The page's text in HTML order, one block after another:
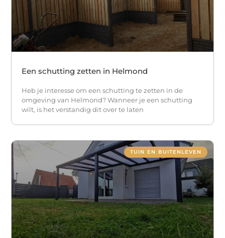
Een schutting zetten in Helmond
Heb je interesse om een schutting te zetten in de
omgeving van Helmond? Wanneer je een schutting
wilt, is het verstandig dit over te laten
TUIN EN BUITENLEVEN